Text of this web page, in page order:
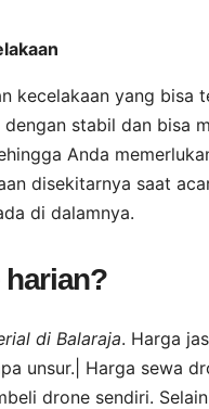
kecelakaan yang bisa
stabil dan bisa
Anda
disekitarnya saat
di dalamnya.
harian?
di Balaraja. Harga
unsur.| Harga sewa
drone sendiri.